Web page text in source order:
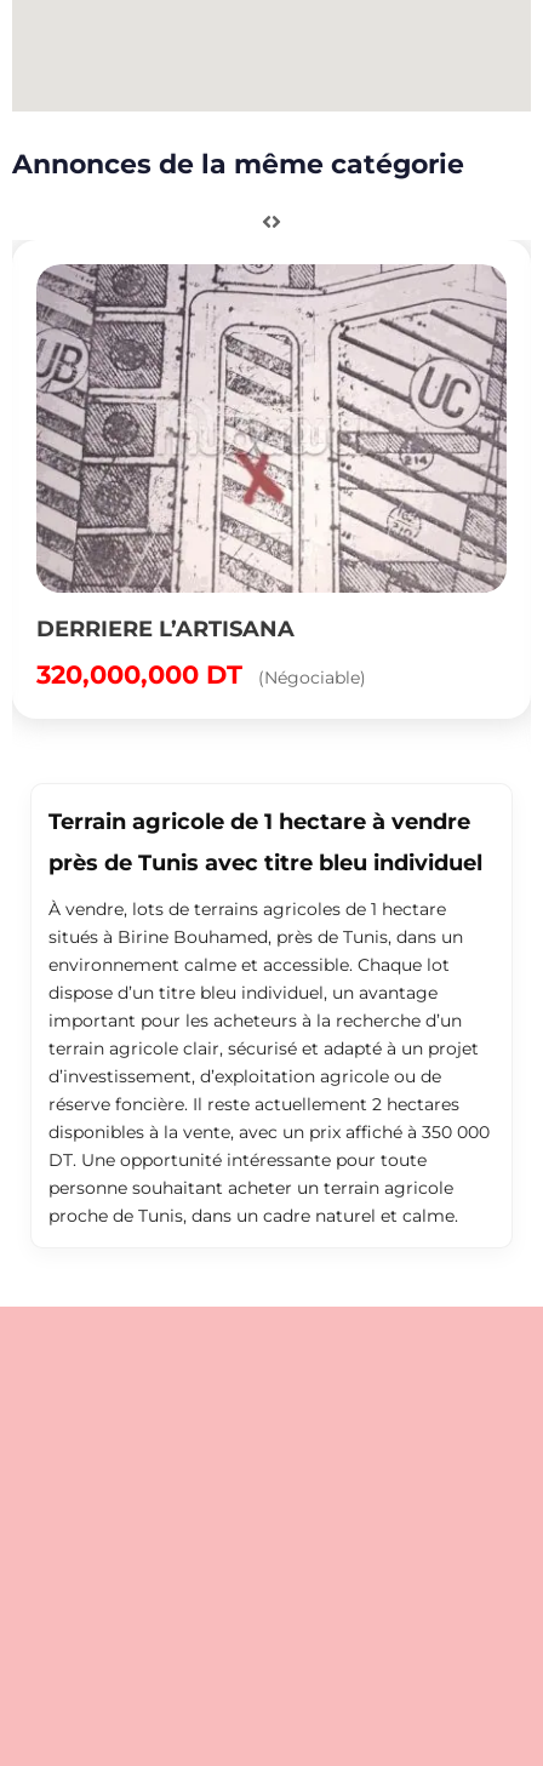
Annonces de la même catégorie
DERRIERE L’ARTISANA
320,000,000 DT (Négociable)
Terrain agricole de 1 hectare à vendre
près de Tunis avec titre bleu individuel
À vendre, lots de terrains agricoles de 1 hectare
situés à Birine Bouhamed, près de Tunis, dans un
environnement calme et accessible. Chaque lot
dispose d’un titre bleu individuel, un avantage
important pour les acheteurs à la recherche d’un
terrain agricole clair, sécurisé et adapté à un projet
d’investissement, d’exploitation agricole ou de
réserve foncière. Il reste actuellement 2 hectares
disponibles à la vente, avec un prix affiché à 350 000
DT. Une opportunité intéressante pour toute
personne souhaitant acheter un terrain agricole
proche de Tunis, dans un cadre naturel et calme.